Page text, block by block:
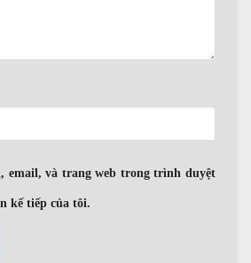
email, và trang web trong trình duyệt
kế tiếp của tôi.